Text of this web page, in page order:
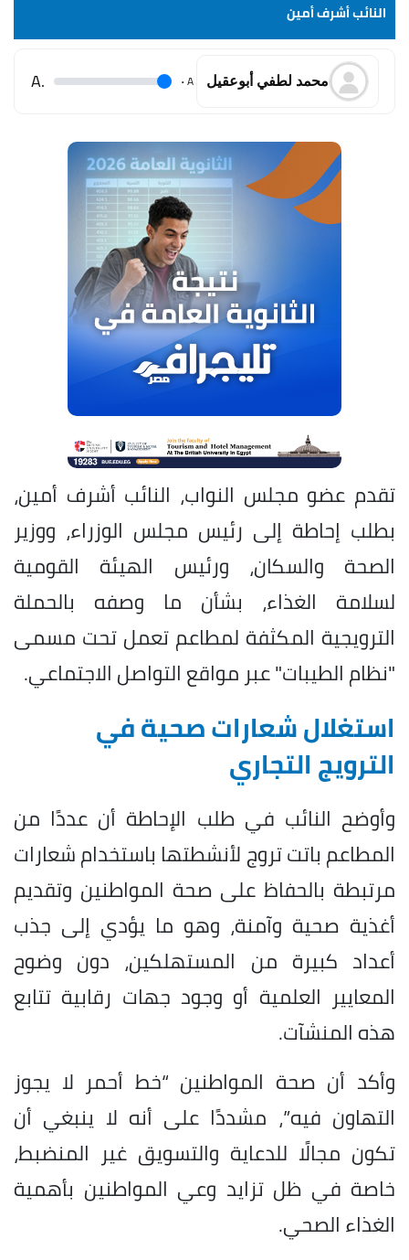
النائب أشرف أمين
محمد لطفي أبوعقيل A
.
.A
تقدم عضو مجلس النواب، النائب أشرف أمين،
بطلب إحاطة إلى رئيس مجلس الوزراء، ووزير
الصحة والسكان، ورئيس الهيئة القومية
لسلامة الغذاء، بشأن ما وصفه بالحملة
الترويجية المكثفة لمطاعم تعمل تحت مسمى
"نظام الطيبات" عبر مواقع التواصل الاجتماعي.
استغلال شعارات صحية في
الترويج التجاري
وأوضح النائب في طلب الإحاطة أن عددًا من
المطاعم باتت تروج لأنشطتها باستخدام شعارات
مرتبطة بالحفاظ على صحة المواطنين وتقديم
أغذية صحية وآمنة، وهو ما يؤدي إلى جذب
أعداد كبيرة من المستهلكين، دون وضوح
المعايير العلمية أو وجود جهات رقابية تتابع
هذه المنشآت.
وأكد أن صحة المواطنين “خط أحمر لا يجوز
التهاون فيه”، مشددًا على أنه لا ينبغي أن
تكون مجالًا للدعاية والتسويق غير المنضبط،
خاصة في ظل تزايد وعي المواطنين بأهمية
الغذاء الصحي.